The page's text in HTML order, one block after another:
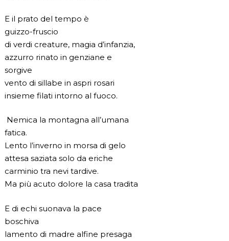
E il prato del tempo è
guizzo-fruscio
di verdi creature, magia d’infanzia,
azzurro rinato in genziane e
sorgive
vento di sillabe in aspri rosari
insieme filati intorno al fuoco.
 Nemica la montagna all’umana
fatica.
Lento l’inverno in morsa di gelo
attesa saziata solo da eriche
carminio tra nevi tardive.
Ma più acuto dolore la casa tradita 
E di echi suonava la pace
boschiva
lamento di madre alfine presaga